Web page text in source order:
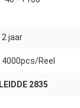
2 jaar
4000pcs/Reel
2835